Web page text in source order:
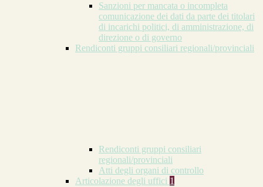
Sanzioni per mancata o incompleta
comunicazione dei dati da parte dei titolari
di incarichi politici, di amministrazione, di
direzione o di governo
Rendiconti gruppi consiliari regionali/provinciali
Rendiconti gruppi consiliari
regionali/provinciali
Atti degli organi di controllo
Articolazione degli uffici 1